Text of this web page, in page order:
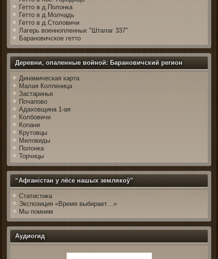
Гетто в д.Полонка
Гетто в д.Молчадь
Гетто в д.Столовичи
Лагерь военнопленных "Шталаг 337"
Барановичское гетто
Деревни, опаленные войной: Барановичский регион
Динамическая карта
Малая Колпеница
Застаринье
Почапово
Адаховщина 1-ая
Колбовичи
Копани
Крутовцы
Миловиды
Полонка
Торчицы
“Афганістан у лёсе нашых землякоў”
Статистика
Экспозиция «Время выбирает…»
Мы помним
Аудиогид